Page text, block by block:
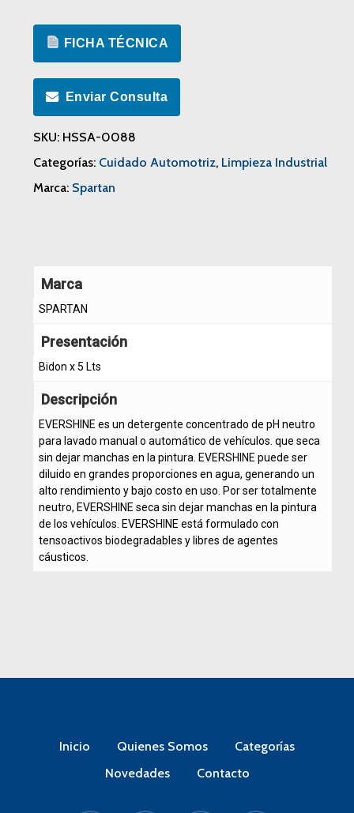
FICHA TÉCNICA
Enviar Consulta
SKU: HSSA-0088
Categorías: Cuidado Automotriz, Limpieza Industrial
Marca: Spartan
Marca
SPARTAN
Presentación
Bidon x 5 Lts
Descripción
EVERSHINE es un detergente concentrado de pH neutro
para lavado manual o automático de vehículos. que seca
sin dejar manchas en la pintura. EVERSHINE puede ser
diluido en grandes proporciones en agua, generando un
alto rendimiento y bajo costo en uso. Por ser totalmente
neutro, EVERSHINE seca sin dejar manchas en la pintura
de los vehículos. EVERSHINE está formulado con
tensoactivos biodegradables y libres de agentes
cáusticos.
Inicio Quienes Somos
Categorías
Novedades
Contacto